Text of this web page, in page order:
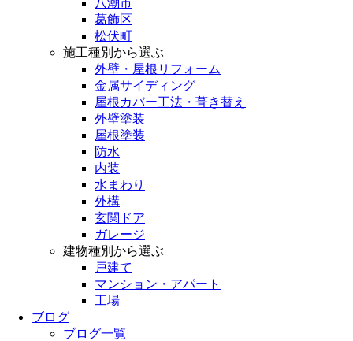
葛飾区
松伏町
施工種別から選ぶ
外壁・屋根リフォーム
金属サイディング
屋根カバー工法・葺き替え
外壁塗装
屋根塗装
防水
内装
水まわり
外構
玄関ドア
ガレージ
建物種別から選ぶ
戸建て
マンション・アパート
工場
ブログ
ブログ一覧